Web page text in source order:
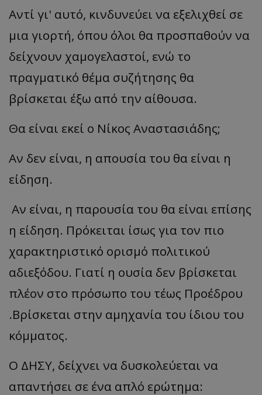
Αντί γι' αυτό, κινδυνεύει να εξελιχθεί σε
μια γιορτή, όπου όλοι θα προσπαθούν να
δείχνουν χαμογελαστοί, ενώ το
πραγματικό θέμα συζήτησης θα
βρίσκεται έξω από την αίθουσα.
Θα είναι εκεί ο Νίκος Αναστασιάδης;
Αν δεν είναι, η απουσία του θα είναι η
είδηση.
Αν είναι, η παρουσία του θα είναι επίσης
η είδηση. Πρόκειται ίσως για τον πιο
χαρακτηριστικό ορισμό πολιτικού
αδιεξόδου. Γιατί η ουσία δεν βρίσκεται
πλέον στο πρόσωπο του τέως Προέδρου
.Βρίσκεται στην αμηχανία του ίδιου του
κόμματος.
Ο ΔΗΣΥ, δείχνει να δυσκολεύεται να
απαντήσει σε ένα απλό ερώτημα: